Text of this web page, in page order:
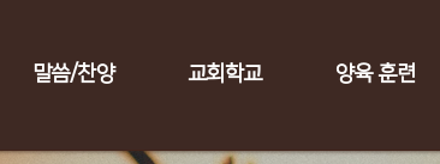
말씀/찬양 교회학교 양육 훈련